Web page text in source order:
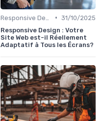
• 31/10/2025
Responsive Design : Votre
Site Web est-il Réellement
Adaptatif à Tous les Écrans?